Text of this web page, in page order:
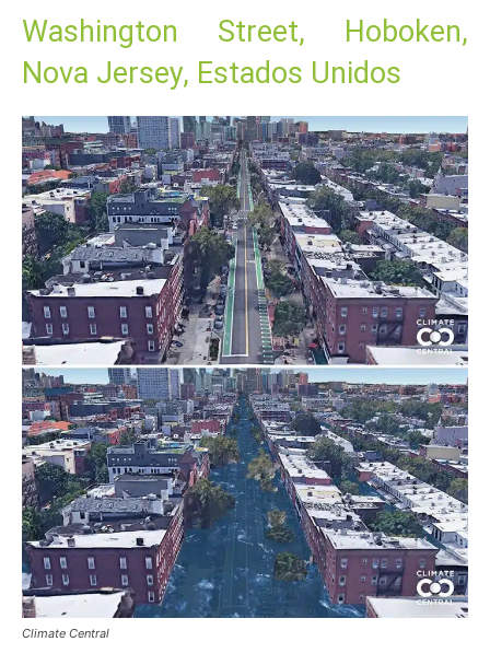
Washington Street, Hoboken,
Nova Jersey, Estados Unidos
Climate Central